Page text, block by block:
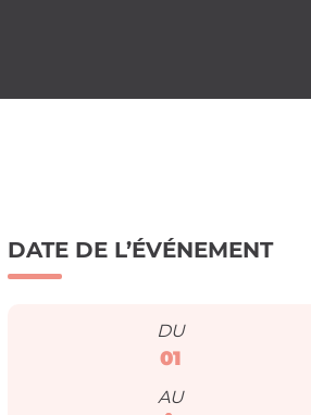
DATE DE L’ÉVÉNEMENT
DU
01
AU